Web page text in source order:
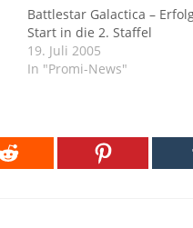
Battlestar Galactica –
Start in die 2. Staffel
19. Juli 2005
In "Promi-News"